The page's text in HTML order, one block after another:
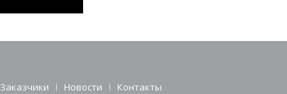
Заказчики Новости Контакты